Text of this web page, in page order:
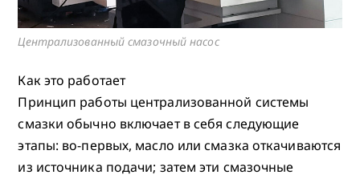
Централизованный смазочный насос
Как это работает
Принцип работы централизованной системы
смазки обычно включает в себя следующие
этапы: во-первых, масло или смазка откачиваются
из источника подачи; затем эти смазочные